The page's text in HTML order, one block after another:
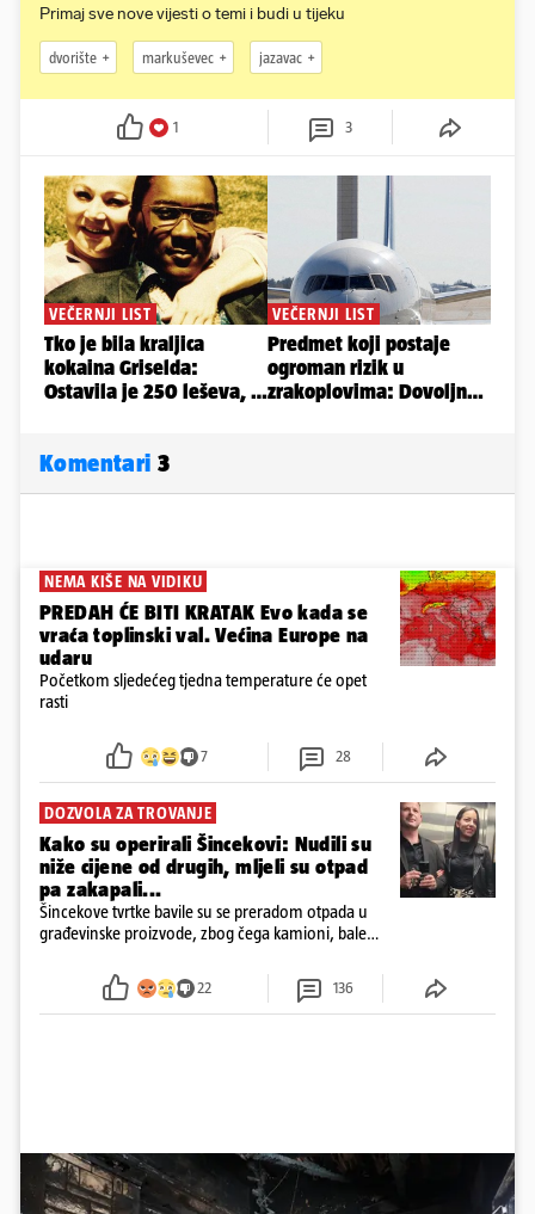
Primaj sve nove vijesti o temi i budi u tijeku
dvorište markuševec jazavac
1 3
Komentari 3
NEMA KIŠE NA VIDIKU
PREDAH ĆE BITI KRATAK Evo kada se
vraća toplinski val. Većina Europe na
udaru
Početkom sljedećeg tjedna temperature će opet
rasti
7 28
DOZVOLA ZA TROVANJE
Kako su operirali Šincekovi: Nudili su
niže cijene od drugih, mljeli su otpad
pa zakapali...
Šincekove tvrtke bavile su se preradom otpada u
građevinske proizvode, zbog čega kamioni, bale
22 136